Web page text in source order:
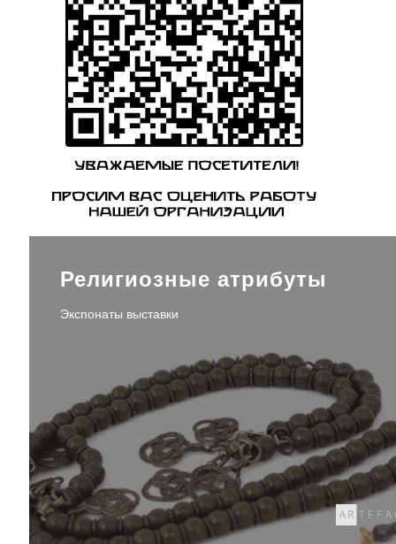
Религиозные атрибуты
Экспонаты выставки